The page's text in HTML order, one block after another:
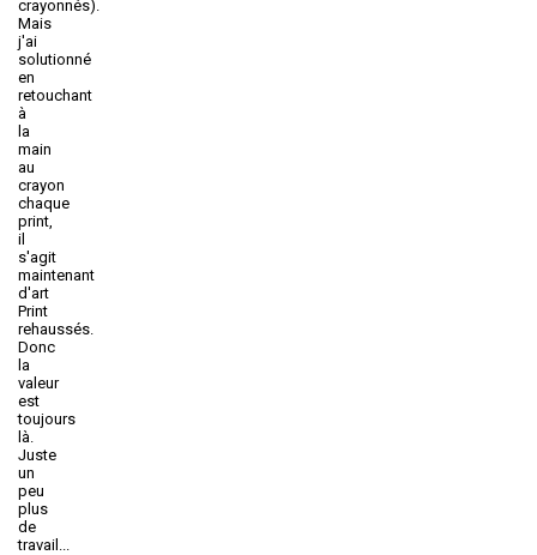
crayonnés).
Mais
j'ai
solutionné
en
retouchant
à
la
main
au
crayon
chaque
print,
il
s'agit
maintenant
d'art
Print
rehaussés.
Donc
la
valeur
est
toujours
là.
Juste
un
peu
plus
de
travail...